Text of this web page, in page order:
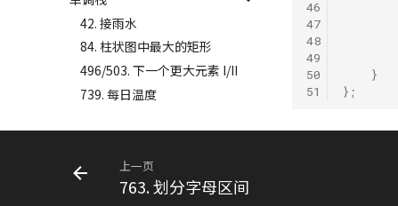
42. 接雨水
84. 柱状图中最大的矩形
496/503. 下一个更大元素 I/II
739. 每日温度
46
47
48
49
50
51
}
};
上一页
763. 划分字母区间